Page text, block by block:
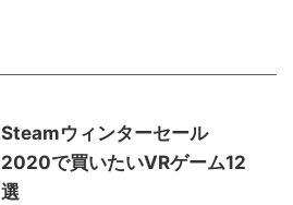
Steamウィンターセール
2020で買いたいVRゲーム12
選